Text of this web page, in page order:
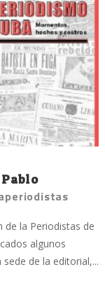
de la Periodistas de
algunos
de la editorial,...